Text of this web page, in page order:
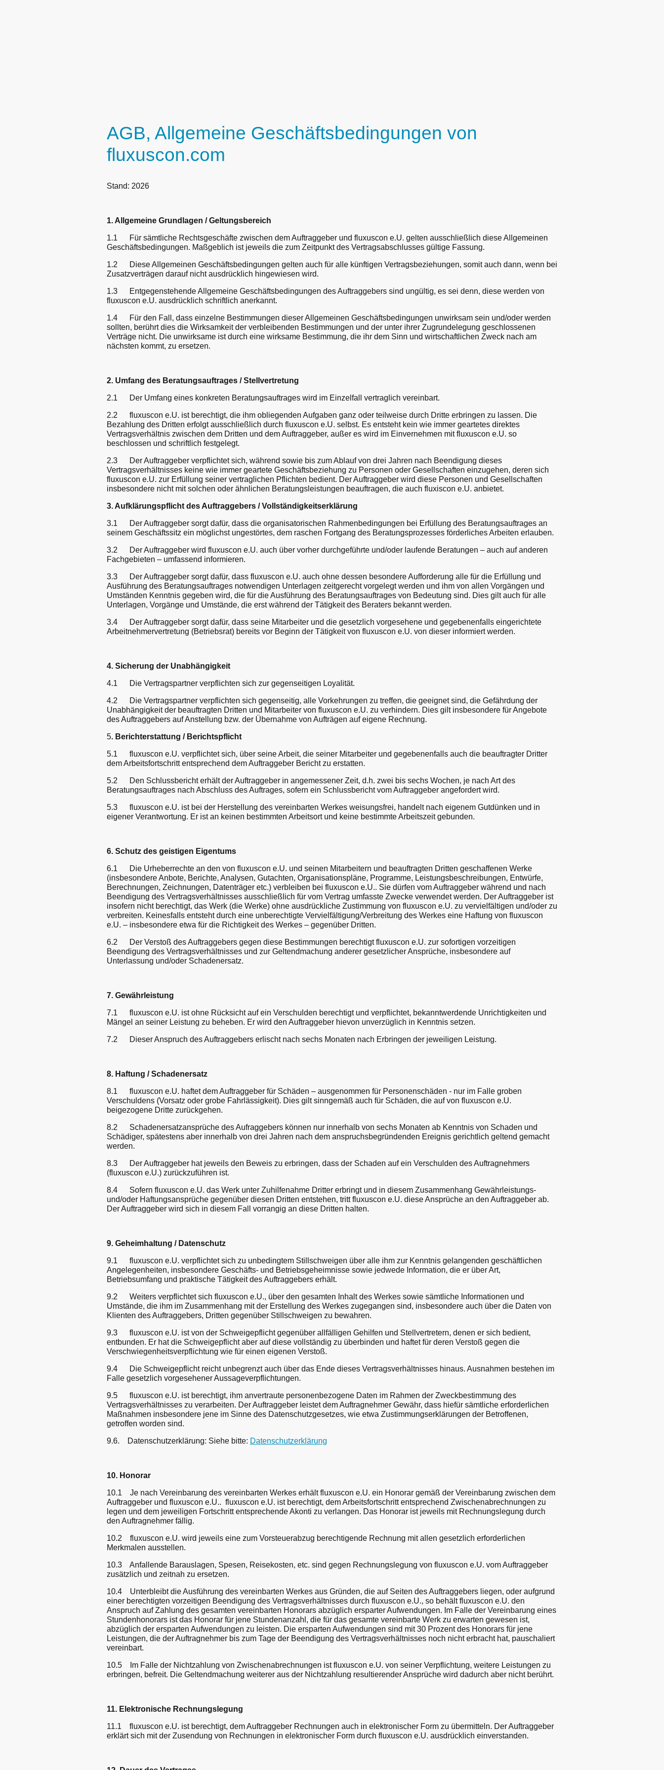
AGB, Allgemeine Geschäftsbedingungen von
fluxuscon.com
Stand: 2026
1. Allgemeine Grundlagen / Geltungsbereich
1.1 Für sämtliche Rechtsgeschäfte zwischen dem Auftraggeber und fluxuscon e.U. gelten ausschließlich diese Allgemeinen
Geschäftsbedingungen. Maßgeblich ist jeweils die zum Zeitpunkt des Vertragsabschlusses gültige Fassung.
1.2 Diese Allgemeinen Geschäftsbedingungen gelten auch für alle künftigen Vertragsbeziehungen, somit auch dann, wenn bei
Zusatzverträgen darauf nicht ausdrücklich hingewiesen wird.
1.3 Entgegenstehende Allgemeine Geschäftsbedingungen des Auftraggebers sind ungültig, es sei denn, diese werden von
fluxuscon e.U. ausdrücklich schriftlich anerkannt.
1.4 Für den Fall, dass einzelne Bestimmungen dieser Allgemeinen Geschäftsbedingungen unwirksam sein und/oder werden
sollten, berührt dies die Wirksamkeit der verbleibenden Bestimmungen und der unter ihrer Zugrundelegung geschlossenen
Verträge nicht. Die unwirksame ist durch eine wirksame Bestimmung, die ihr dem Sinn und wirtschaftlichen Zweck nach am
nächsten kommt, zu ersetzen.
2. Umfang des Beratungsauftrages / Stellvertretung
2.1 Der Umfang eines konkreten Beratungsauftrages wird im Einzelfall vertraglich vereinbart.
2.2 fluxuscon e.U. ist berechtigt, die ihm obliegenden Aufgaben ganz oder teilweise durch Dritte erbringen zu lassen. Die
Bezahlung des Dritten erfolgt ausschließlich durch fluxuscon e.U. selbst. Es entsteht kein wie immer geartetes direktes
Vertragsverhältnis zwischen dem Dritten und dem Auftraggeber, außer es wird im Einvernehmen mit fluxuscon e.U. so
beschlossen und schriftlich festgelegt.
2.3 Der Auftraggeber verpflichtet sich, während sowie bis zum Ablauf von drei Jahren nach Beendigung dieses
Vertragsverhältnisses keine wie immer geartete Geschäftsbeziehung zu Personen oder Gesellschaften einzugehen, deren sich
fluxuscon e.U. zur Erfüllung seiner vertraglichen Pflichten bedient. Der Auftraggeber wird diese Personen und Gesellschaften
insbesondere nicht mit solchen oder ähnlichen Beratungsleistungen beauftragen, die auch fluxiscon e.U. anbietet.
3. Aufklärungspflicht des Auftraggebers / Vollständigkeitserklärung
3.1 Der Auftraggeber sorgt dafür, dass die organisatorischen Rahmenbedingungen bei Erfüllung des Beratungsauftrages an
seinem Geschäftssitz ein möglichst ungestörtes, dem raschen Fortgang des Beratungsprozesses förderliches Arbeiten erlauben.
3.2 Der Auftraggeber wird fluxuscon e.U. auch über vorher durchgeführte und/oder laufende Beratungen – auch auf anderen
Fachgebieten – umfassend informieren.
3.3 Der Auftraggeber sorgt dafür, dass fluxuscon e.U. auch ohne dessen besondere Aufforderung alle für die Erfüllung und
Ausführung des Beratungsauftrages notwendigen Unterlagen zeitgerecht vorgelegt werden und ihm von allen Vorgängen und
Umständen Kenntnis gegeben wird, die für die Ausführung des Beratungsauftrages von Bedeutung sind. Dies gilt auch für alle
Unterlagen, Vorgänge und Umstände, die erst während der Tätigkeit des Beraters bekannt werden.
3.4 Der Auftraggeber sorgt dafür, dass seine Mitarbeiter und die gesetzlich vorgesehene und gegebenenfalls eingerichtete
Arbeitnehmervertretung (Betriebsrat) bereits vor Beginn der Tätigkeit von fluxuscon e.U. von dieser informiert werden.
4. Sicherung der Unabhängigkeit
4.1 Die Vertragspartner verpflichten sich zur gegenseitigen Loyalität.
4.2 Die Vertragspartner verpflichten sich gegenseitig, alle Vorkehrungen zu treffen, die geeignet sind, die Gefährdung der
Unabhängigkeit der beauftragten Dritten und Mitarbeiter von fluxuscon e.U. zu verhindern. Dies gilt insbesondere für Angebote
des Auftraggebers auf Anstellung bzw. der Übernahme von Aufträgen auf eigene Rechnung.
5. Berichterstattung / Berichtspflicht
5.1 fluxuscon e.U. verpflichtet sich, über seine Arbeit, die seiner Mitarbeiter und gegebenenfalls auch die beauftragter Dritter
dem Arbeitsfortschritt entsprechend dem Auftraggeber Bericht zu erstatten.
5.2 Den Schlussbericht erhält der Auftraggeber in angemessener Zeit, d.h. zwei bis sechs Wochen, je nach Art des
Beratungsauftrages nach Abschluss des Auftrages, sofern ein Schlussbericht vom Auftraggeber angefordert wird.
5.3 fluxuscon e.U. ist bei der Herstellung des vereinbarten Werkes weisungsfrei, handelt nach eigenem Gutdünken und in
eigener Verantwortung. Er ist an keinen bestimmten Arbeitsort und keine bestimmte Arbeitszeit gebunden.
6. Schutz des geistigen Eigentums
6.1 Die Urheberrechte an den von fluxuscon e.U. und seinen Mitarbeitern und beauftragten Dritten geschaffenen Werke
(insbesondere Anbote, Berichte, Analysen, Gutachten, Organisationspläne, Programme, Leistungsbeschreibungen, Entwürfe,
Berechnungen, Zeichnungen, Datenträger etc.) verbleiben bei fluxuscon e.U.. Sie dürfen vom Auftraggeber während und nach
Beendigung des Vertragsverhältnisses ausschließlich für vom Vertrag umfasste Zwecke verwendet werden. Der Auftraggeber ist
insofern nicht berechtigt, das Werk (die Werke) ohne ausdrückliche Zustimmung von fluxuscon e.U. zu vervielfältigen und/oder zu
verbreiten. Keinesfalls entsteht durch eine unberechtigte Vervielfältigung/Verbreitung des Werkes eine Haftung von fluxuscon
e.U. – insbesondere etwa für die Richtigkeit des Werkes – gegenüber Dritten.
6.2 Der Verstoß des Auftraggebers gegen diese Bestimmungen berechtigt fluxuscon e.U. zur sofortigen vorzeitigen
Beendigung des Vertragsverhältnisses und zur Geltendmachung anderer gesetzlicher Ansprüche, insbesondere auf
Unterlassung und/oder Schadenersatz.
7. Gewährleistung
7.1 fluxuscon e.U. ist ohne Rücksicht auf ein Verschulden berechtigt und verpflichtet, bekanntwerdende Unrichtigkeiten und
Mängel an seiner Leistung zu beheben. Er wird den Auftraggeber hievon unverzüglich in Kenntnis setzen.
7.2 Dieser Anspruch des Auftraggebers erlischt nach sechs Monaten nach Erbringen der jeweiligen Leistung.
8. Haftung / Schadenersatz
8.1 fluxuscon e.U. haftet dem Auftraggeber für Schäden – ausgenommen für Personenschäden - nur im Falle groben
Verschuldens (Vorsatz oder grobe Fahrlässigkeit). Dies gilt sinngemäß auch für Schäden, die auf von fluxuscon e.U.
beigezogene Dritte zurückgehen.
8.2 Schadenersatzansprüche des Aufraggebers können nur innerhalb von sechs Monaten ab Kenntnis von Schaden und
Schädiger, spätestens aber innerhalb von drei Jahren nach dem anspruchsbegründenden Ereignis gerichtlich geltend gemacht
werden.
8.3 Der Auftraggeber hat jeweils den Beweis zu erbringen, dass der Schaden auf ein Verschulden des Auftragnehmers
(fluxuscon e.U.) zurückzuführen ist.
8.4 Sofern fluxuscon e.U. das Werk unter Zuhilfenahme Dritter erbringt und in diesem Zusammenhang Gewährleistungs-
und/oder Haftungsansprüche gegenüber diesen Dritten entstehen, tritt fluxuscon e.U. diese Ansprüche an den Auftraggeber ab.
Der Auftraggeber wird sich in diesem Fall vorrangig an diese Dritten halten.
9. Geheimhaltung / Datenschutz
9.1 fluxuscon e.U. verpflichtet sich zu unbedingtem Stillschweigen über alle ihm zur Kenntnis gelangenden geschäftlichen
Angelegenheiten, insbesondere Geschäfts- und Betriebsgeheimnisse sowie jedwede Information, die er über Art,
Betriebsumfang und praktische Tätigkeit des Auftraggebers erhält.
9.2 Weiters verpflichtet sich fluxuscon e.U., über den gesamten Inhalt des Werkes sowie sämtliche Informationen und
Umstände, die ihm im Zusammenhang mit der Erstellung des Werkes zugegangen sind, insbesondere auch über die Daten von
Klienten des Auftraggebers, Dritten gegenüber Stillschweigen zu bewahren.
9.3 fluxuscon e.U. ist von der Schweigepflicht gegenüber allfälligen Gehilfen und Stellvertretern, denen er sich bedient,
entbunden. Er hat die Schweigepflicht aber auf diese vollständig zu überbinden und haftet für deren Verstoß gegen die
Verschwiegenheitsverpflichtung wie für einen eigenen Verstoß.
9.4 Die Schweigepflicht reicht unbegrenzt auch über das Ende dieses Vertragsverhältnisses hinaus. Ausnahmen bestehen im
Falle gesetzlich vorgesehener Aussageverpflichtungen.
9.5 fluxuscon e.U. ist berechtigt, ihm anvertraute personenbezogene Daten im Rahmen der Zweckbestimmung des
Vertragsverhältnisses zu verarbeiten. Der Auftraggeber leistet dem Auftragnehmer Gewähr, dass hiefür sämtliche erforderlichen
Maßnahmen insbesondere jene im Sinne des Datenschutzgesetzes, wie etwa Zustimmungserklärungen der Betroffenen,
getroffen worden sind.
9.6. Datenschutzerklärung: Siehe bitte: Datenschutzerklärung
10. Honorar
10.1 Je nach Vereinbarung des vereinbarten Werkes erhält fluxuscon e.U. ein Honorar gemäß der Vereinbarung zwischen dem
Auftraggeber und fluxuscon e.U.. fluxuscon e.U. ist berechtigt, dem Arbeitsfortschritt entsprechend Zwischenabrechnungen zu
legen und dem jeweiligen Fortschritt entsprechende Akonti zu verlangen. Das Honorar ist jeweils mit Rechnungslegung durch
den Auftragnehmer fällig.
10.2 fluxuscon e.U. wird jeweils eine zum Vorsteuerabzug berechtigende Rechnung mit allen gesetzlich erforderlichen
Merkmalen ausstellen.
10.3 Anfallende Barauslagen, Spesen, Reisekosten, etc. sind gegen Rechnungslegung von fluxuscon e.U. vom Auftraggeber
zusätzlich und zeitnah zu ersetzen.
10.4 Unterbleibt die Ausführung des vereinbarten Werkes aus Gründen, die auf Seiten des Auftraggebers liegen, oder aufgrund
einer berechtigten vorzeitigen Beendigung des Vertragsverhältnisses durch fluxuscon e.U., so behält fluxuscon e.U. den
Anspruch auf Zahlung des gesamten vereinbarten Honorars abzüglich ersparter Aufwendungen. Im Falle der Vereinbarung eines
Stundenhonorars ist das Honorar für jene Stundenanzahl, die für das gesamte vereinbarte Werk zu erwarten gewesen ist,
abzüglich der ersparten Aufwendungen zu leisten. Die ersparten Aufwendungen sind mit 30 Prozent des Honorars für jene
Leistungen, die der Auftragnehmer bis zum Tage der Beendigung des Vertragsverhältnisses noch nicht erbracht hat, pauschaliert
vereinbart.
10.5 Im Falle der Nichtzahlung von Zwischenabrechnungen ist fluxuscon e.U. von seiner Verpflichtung, weitere Leistungen zu
erbringen, befreit. Die Geltendmachung weiterer aus der Nichtzahlung resultierender Ansprüche wird dadurch aber nicht berührt.
11. Elektronische Rechnungslegung
11.1 fluxuscon e.U. ist berechtigt, dem Auftraggeber Rechnungen auch in elektronischer Form zu übermitteln. Der Auftraggeber
erklärt sich mit der Zusendung von Rechnungen in elektronischer Form durch fluxuscon e.U. ausdrücklich einverstanden.